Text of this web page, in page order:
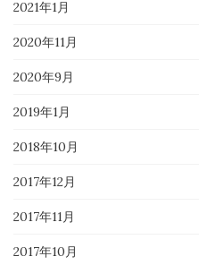
2021年1月
2020年11月
2020年9月
2019年1月
2018年10月
2017年12月
2017年11月
2017年10月